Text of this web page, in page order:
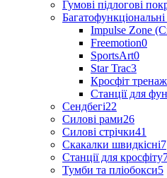
Гумові підлогові
Impulse Zone
Freemotion0
SportsArt0
Star Trac3
Кросфіт
Станції для
Сендбегі22
Силові рами26
Силові стрічки41
Скакалки швидкісні7
Станції для кросфіту
Тумби та пліобокси5